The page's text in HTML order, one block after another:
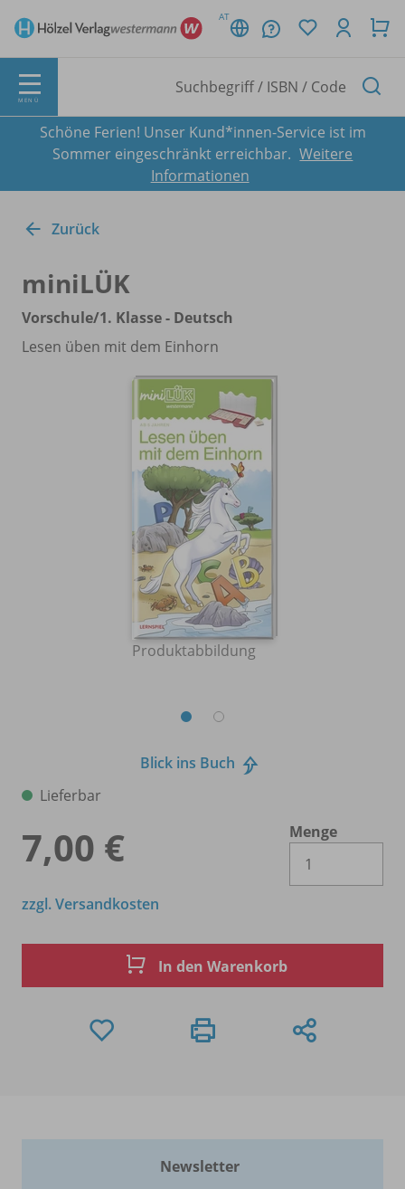
AT
MENÜ
Schöne Ferien! Unser Kund*innen-Service ist im
Sommer eingeschränkt erreichbar. Weitere
Informationen
Zurück
miniLÜK
Vorschule/1. Klasse - Deutsch
Lesen üben mit dem Einhorn
Produktabbildung
Blick ins Buch
Lieferbar
7,00 €
Menge
zzgl. Versandkosten
In den Warenkorb
Newsletter